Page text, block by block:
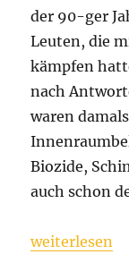
der 90-ger
Leuten, die
kämpfen
nach
waren
Biozide,
auch schon
„Eröffnung
weiterlesen